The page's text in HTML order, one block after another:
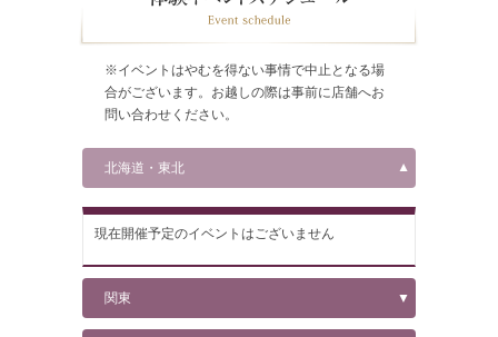
※イベントはやむを得ない事情で中止となる場
合がございます。お越しの際は事前に店舗へお
問い合わせください。
北海道・東北
現在開催予定のイベントはございません
関東